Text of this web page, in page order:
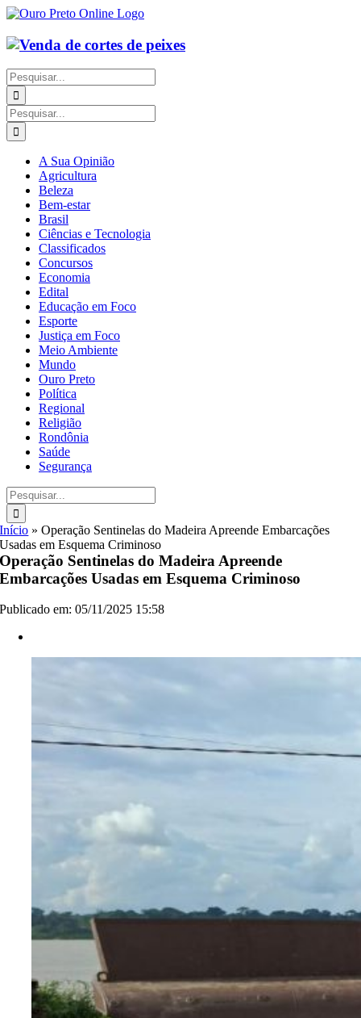
Ir
o
conteúdo
Buscar
resultados
para:
Buscar
resultados
para:
A Sua Opinião
Agricultura
Beleza
Bem-estar
Brasil
Ciências e Tecnologia
Classificados
Concursos
Economia
Edital
Educação em Foco
Esporte
Justiça em Foco
Meio Ambiente
Mundo
Ouro Preto
Política
Regional
Religião
Rondônia
Saúde
Segurança
Buscar
resultados
para:
Início »Operação Sentinelas do Madeira Apreende Embarcações
Usadas em Esquema Criminoso
Operação Sentinelas do Madeira Apreende
Embarcações Usadas em Esquema Criminoso
Publicado em: 05/11/2025 15:58